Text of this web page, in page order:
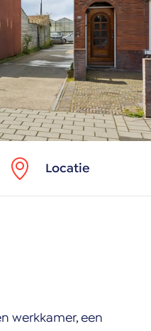
Locatie
werkkamer, een